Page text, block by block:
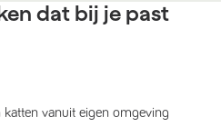
dat bij je past
vanuit eigen omgeving